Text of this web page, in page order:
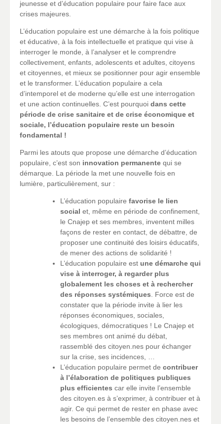
jeunesse et d’éducation populaire pour faire face aux
crises majeures.
L’éducation populaire est une démarche à la fois politique
et éducative, à la fois intellectuelle et pratique qui vise à
interroger le monde, à l’analyser et le comprendre
collectivement, enfants, adolescents et adultes, citoyens
et citoyennes, et mieux se positionner pour agir ensemble
et le transformer. L’éducation populaire a cela
d’intemporel et de moderne qu’elle est une interrogation
et une action continuelles. C’est pourquoi dans cette
période de crise sanitaire et de crise économique et
sociale, l’éducation populaire reste un besoin
fondamental !
Parmi les atouts que propose une démarche d’éducation
populaire, c’est son innovation permanente qui se
démarque. La période la met une nouvelle fois en
lumière, particulièrement, sur :
L’éducation populaire favorise le lien
social et, même en période de confinement,
le Cnajep et ses membres, inventent milles
façons de rester en contact, de débattre, de
proposer une continuité des loisirs éducatifs,
de mener des actions de solidarité !
L’éducation populaire est une démarche qui
vise à interroger, à regarder plus
globalement les choses et à rechercher
des réponses systémiques . Force est de
constater que la période invite à lier les
réponses économiques, sociales,
écologiques, démocratiques ! Le Cnajep et
ses membres ont animé du débat,
rassemblé des citoyen.nes pour échanger
sur la crise, ses incidences, …
L’éducation populaire permet de contribuer
à l’élaboration de politiques publiques
plus efficientes car elle invite l’ensemble
des citoyen.es à s’exprimer, à contribuer et à
agir. Ce qui permet de rester en phase avec
les besoins de l’ensemble des citoyen.nes et